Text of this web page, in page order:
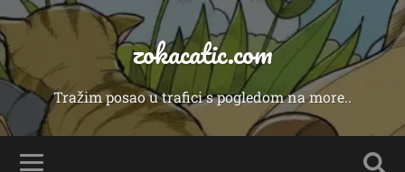
zokacatic.com
Tražim posao u trafici s pogledom na more..